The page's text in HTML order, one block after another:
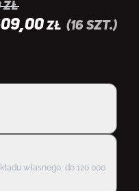
zł
ZŁ (16 szt.)
własnego, do 120 000